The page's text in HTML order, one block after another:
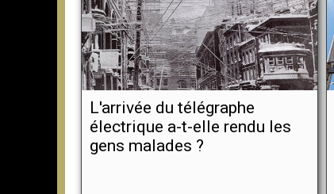
L'arrivée du télégraphe
électrique a-t-elle rendu les
gens malades ?